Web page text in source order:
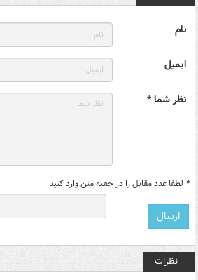
نام
ایمیل
نظر شما *
* لطفا عدد مقابل را در جعبه متن وارد کنید
نظرات